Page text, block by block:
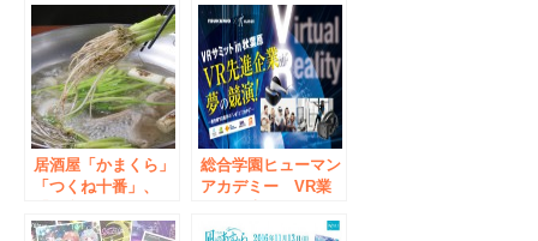
プラットフォーム
Sumycaで秋葉原駅
エリアを公開
ャル・コラボ！
居酒屋「かまくら」
「つくね十番」、
供開始
総合学園ヒューマン
アカデミー VR業
ーが一堂に会する